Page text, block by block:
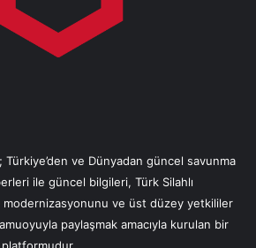
Türkiye’den ve Dünyadan güncel savunma
ile güncel bilgileri, Türk Silahlı
modernizasyonunu ve üst düzey yetkililer
paylaşmak amacıyla kurulan bir